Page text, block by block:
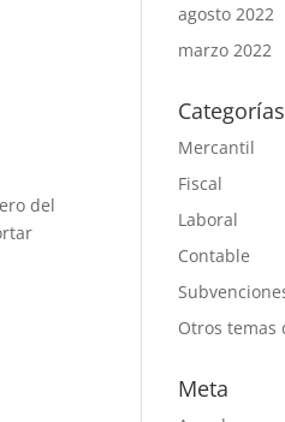
del
agosto 2022
marzo 2022
Categorías
Mercantil
Fiscal
Laboral
Contable
Otros temas
Meta